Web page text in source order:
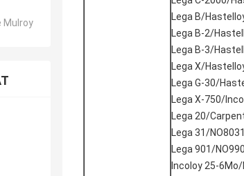
Mulroy
Lega B/
Lega B-2/
Lega B-3/
Lega X/
Lega G-30/
Lega X-750/
Lega 20/
Lega 31/
Lega 901/
Incoloy 25-